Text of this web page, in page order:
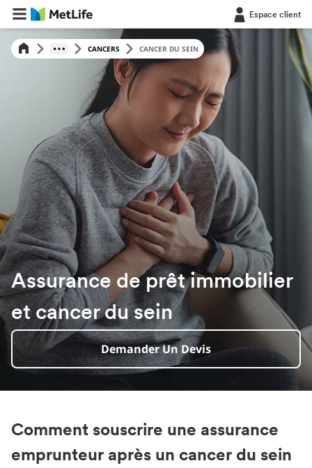
Espace client
CANCERS CANCER DU SEIN
Assurance de prêt immobilier
et cancer du sein
Demander Un Devis
Comment souscrire une assurance
emprunteur après un cancer du sein